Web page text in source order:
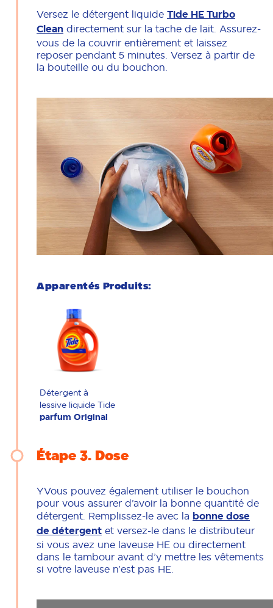
Versez le détergent liquide Tide HE Turbo
Clean directement sur la tache de lait. Assurez-
vous de la couvrir entièrement et laissez
reposer pendant 5 minutes. Versez à partir de
la bouteille ou du bouchon.
Apparentés Produits:
Détergent à
lessive liquide Tide
parfum Original
Étape 3 Dose
YVous pouvez également utiliser le bouchon
pour vous assurer d’avoir la bonne quantité de
détergent. Remplissez-le avec la bonne dose
de détergent et versez-le dans le distributeur
si vous avez une laveuse HE ou directement
dans le tambour avant d’y mettre les vêtements
si votre laveuse n’est pas HE.